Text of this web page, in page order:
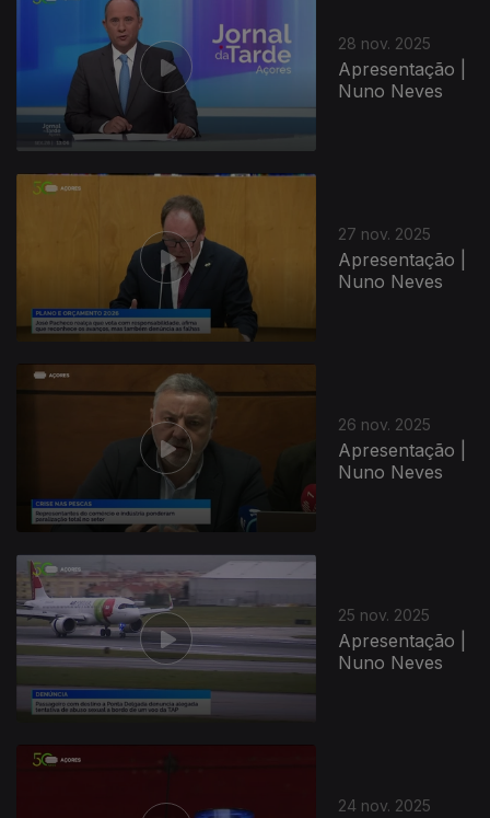
28 nov. 2025
Apresentação |
Nuno Neves
27 nov. 2025
Apresentação |
Nuno Neves
26 nov. 2025
Apresentação |
Nuno Neves
25 nov. 2025
Apresentação |
Nuno Neves
24 nov. 2025
891642